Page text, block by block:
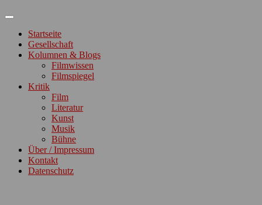
Suchfeld
ein-/ausblenden
Startseite
Gesellschaft
Kolumnen & Blogs
Filmwissen
Filmspiegel
Kritik
Film
Literatur
Kunst
Musik
Bühne
Über / Impressum
Kontakt
Datenschutz